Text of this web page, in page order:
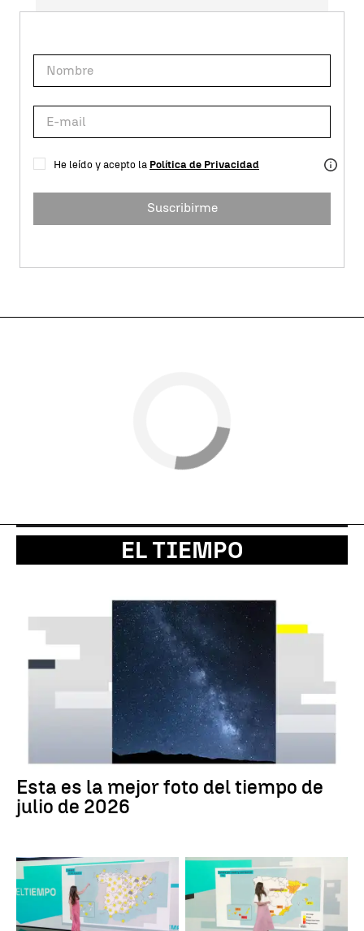
He leído y acepto la Política de Privacidad
Suscribirme
EL TIEMPO
Esta es la mejor foto del tiempo de
julio de 2026